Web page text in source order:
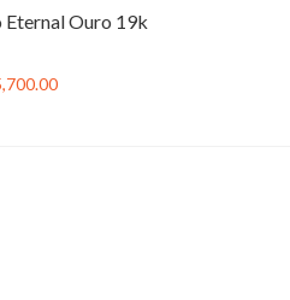
Eternal Ouro 19k